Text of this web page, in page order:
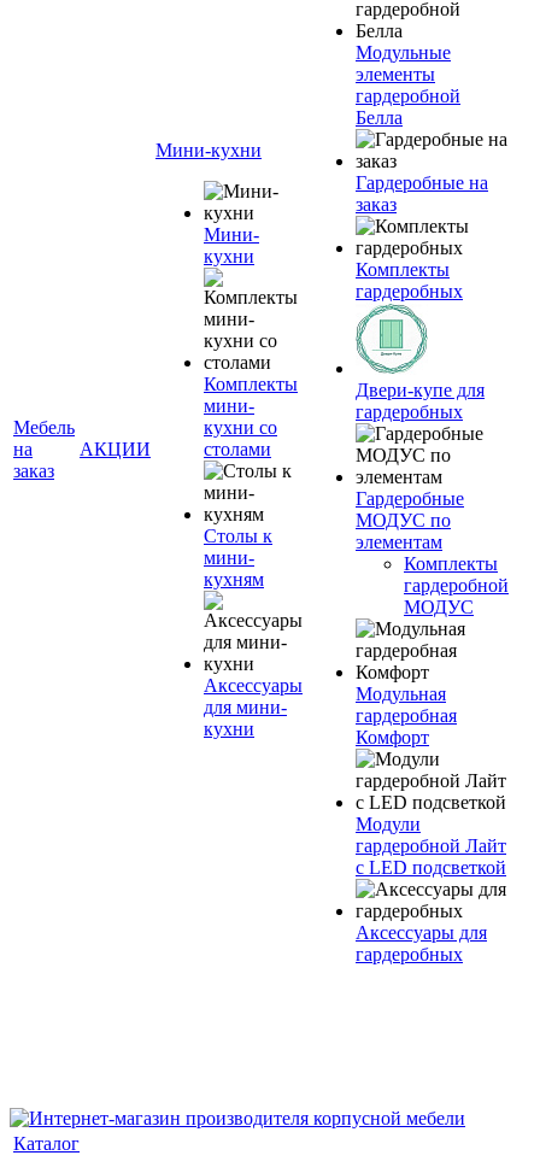
Мебель
на
заказ
АКЦИИ
Мини-кухни
Мини-
кухни
Комплекты
мини-
кухни со
столами
Столы к
мини-
кухням
Аксессуары
для мини-
кухни
Модульные
элементы
гардеробной
Белла
Гардеробные на
заказ
Комплекты
гардеробных
Двери-купе для
гардеробных
Гардеробные
МОДУС по
элементам
Комплекты
гардеробной
МОДУС
Модульная
гардеробная
Комфорт
Модули
гардеробной Лайт
с LED подсветкой
Аксессуары для
гардеробных
Каталог